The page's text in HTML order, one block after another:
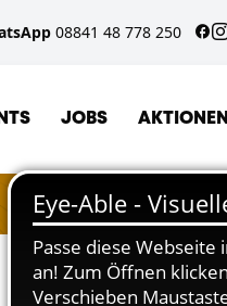
08841 48 778 250
JOBS AKTIONEN